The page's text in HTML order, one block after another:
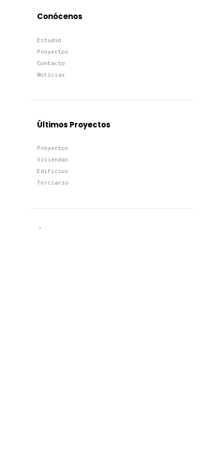
Conócenos
Estudio
Proyectos
Contacto
Noticias
Últimos Proyectos
Proyectos
Viviendas
Edificios
Terciario